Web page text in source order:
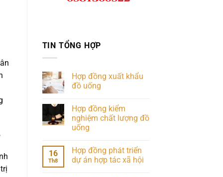
TIN TỔNG HỢP
Hợp đồng xuất khẩu
đồ uống
Hợp đồng kiểm
nghiệm chất lượng đồ
uống
16
Th8
Hợp đồng phát triển
dự án hợp tác xã hội